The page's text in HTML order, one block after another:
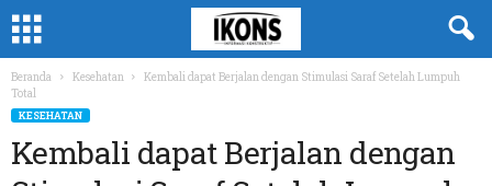
Beranda Kesehatan
Kembali dapat Berjalan dengan Stimulasi Saraf Setelah Lumpuh
Total
KESEHATAN
Kembali dapat Berjalan dengan